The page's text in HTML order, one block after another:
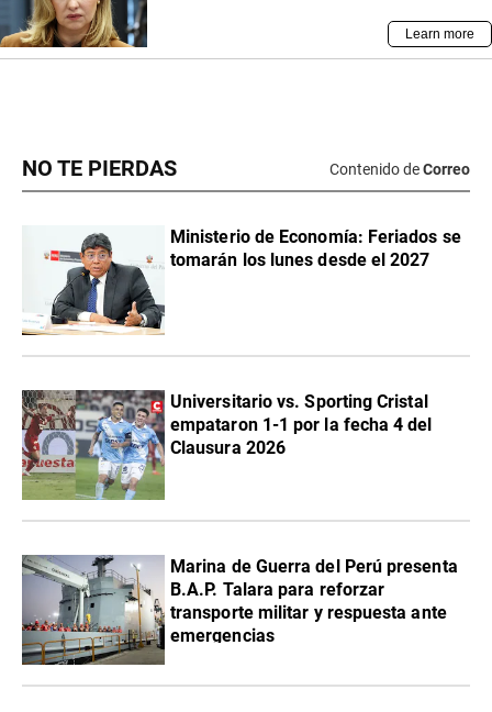
NO TE PIERDAS Contenido deCorreo
Ministerio de Economía: Feriados se
tomarán los lunes desde el 2027
Universitario vs. Sporting Cristal
empataron 1-1 por la fecha 4 del
Clausura 2026
Marina de Guerra del Perú presenta
B.A.P. Talara para reforzar
transporte militar y respuesta ante
emergencias